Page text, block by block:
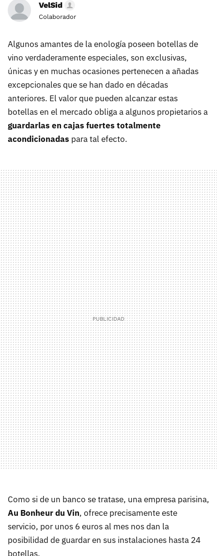
VelSid
Colaborador
Algunos amantes de la enología poseen botellas de
vino verdaderamente especiales, son exclusivas,
únicas y en muchas ocasiones pertenecen a añadas
excepcionales que se han dado en décadas
anteriores. El valor que pueden alcanzar estas
botellas en el mercado obliga a algunos propietarios a
guardarlas en cajas fuertes totalmente
acondicionadas para tal efecto.
Como si de un banco se tratase, una empresa parisina,
Au Bonheur du Vin, ofrece precisamente este
servicio, por unos 6 euros al mes nos dan la
posibilidad de guardar en sus instalaciones hasta 24
botellas.